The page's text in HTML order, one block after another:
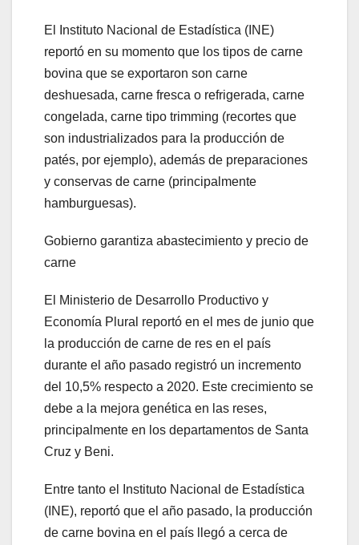
El Instituto Nacional de Estadística (INE)
reportó en su momento que los tipos de carne
bovina que se exportaron son carne
deshuesada, carne fresca o refrigerada, carne
congelada, carne tipo trimming (recortes que
son industrializados para la producción de
patés, por ejemplo), además de preparaciones
y conservas de carne (principalmente
hamburguesas).
Gobierno garantiza abastecimiento y precio de
carne
El Ministerio de Desarrollo Productivo y
Economía Plural reportó en el mes de junio que
la producción de carne de res en el país
durante el año pasado registró un incremento
del 10,5% respecto a 2020. Este crecimiento se
debe a la mejora genética en las reses,
principalmente en los departamentos de Santa
Cruz y Beni.
Entre tanto el Instituto Nacional de Estadística
(INE), reportó que el año pasado, la producción
de carne bovina en el país llegó a cerca de